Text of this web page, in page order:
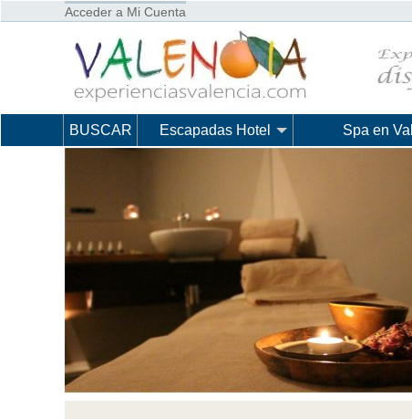
Acceder a Mi Cuenta
BUSCAR Escapadas Hotel Spa en